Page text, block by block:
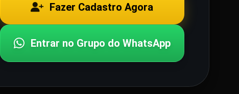
Fazer Cadastro Agora
Entrar no Grupo do WhatsApp